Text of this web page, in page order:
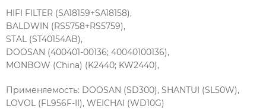
HIFI FILTER (SA18159+SA18158),
BALDWIN (RS5758+RS5759),
STAL (ST40154AB),
DOOSAN (400401-00136; 40040100136),
MONBOW (China) (K2440; KW2440),
Применяемость: DOOSAN (SD300), SHANTUI (SL50W),
LOVOL (FL956F-II), WEICHAI (WD10G)